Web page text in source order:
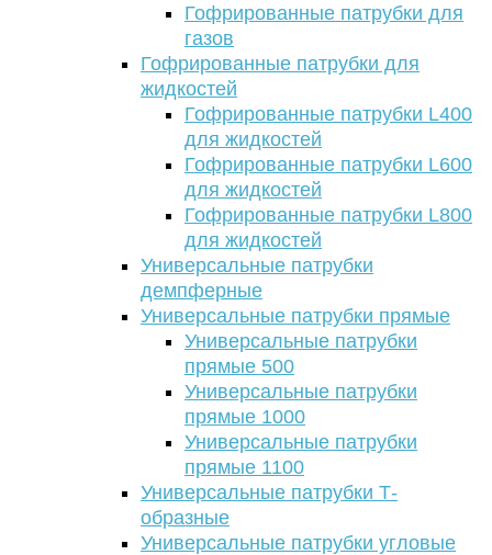
Гофрированные патрубки для
газов
Гофрированные патрубки для
жидкостей
Гофрированные патрубки L400
для жидкостей
Гофрированные патрубки L600
для жидкостей
Гофрированные патрубки L800
для жидкостей
Универсальные патрубки
демпферные
Универсальные патрубки прямые
Универсальные патрубки
прямые 500
Универсальные патрубки
прямые 1000
Универсальные патрубки
прямые 1100
Универсальные патрубки Т-
образные
Универсальные патрубки угловые